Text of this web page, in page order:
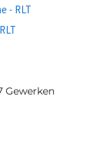
- RLT
Gewerken